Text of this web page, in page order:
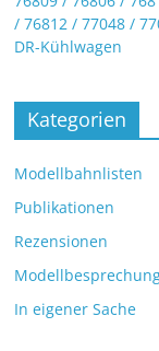
/ 76812 / 77048 /
DR-Kühlwagen
Kategorien
Modellbahnlisten
Publikationen
Rezensionen
In eigener Sache